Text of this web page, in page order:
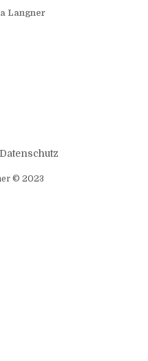
Langner
Datenschutz
© 2023